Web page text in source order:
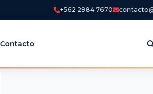
+562 2984 7670
Contacto